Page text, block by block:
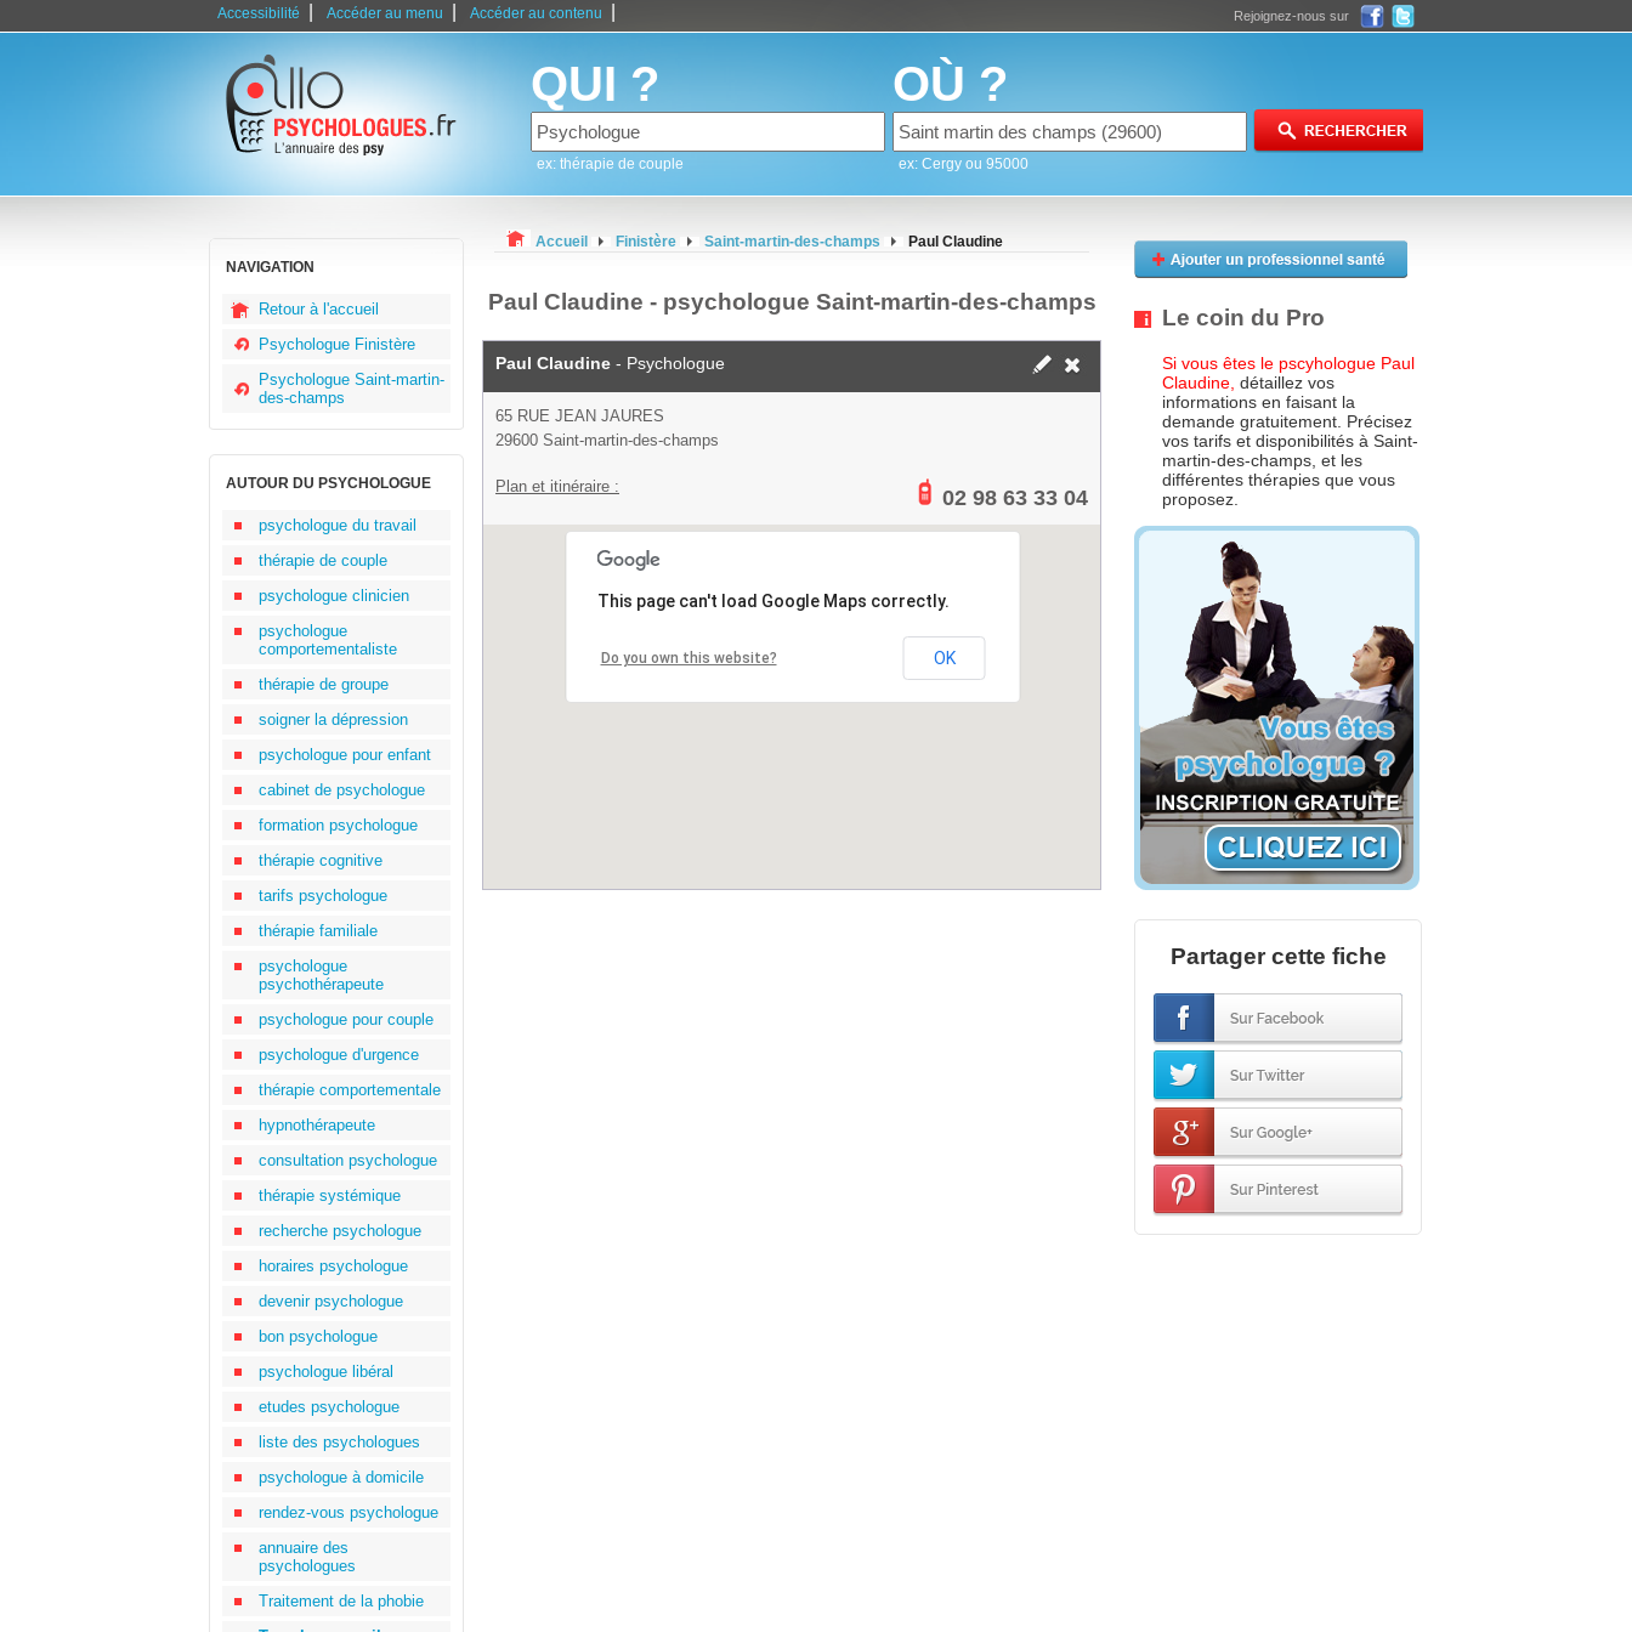
Accessibilité Accéder au menu Accéder au contenu Rejoignez-nous sur
QUI ?
ex: thérapie de couple
OÙ ?
ex: Cergy ou 95000
NAVIGATION
Retour à l'accueil
Psychologue Finistère
Psychologue Saint-martin-
des-champs
AUTOUR DU PSYCHOLOGUE
psychologue du travail
thérapie de couple
psychologue clinicien
psychologue
comportementaliste
thérapie de groupe
soigner la dépression
psychologue pour enfant
cabinet de psychologue
formation psychologue
thérapie cognitive
tarifs psychologue
thérapie familiale
psychologue
psychothérapeute
psychologue pour couple
psychologue d'urgence
thérapie comportementale
hypnothérapeute
consultation psychologue
thérapie systémique
recherche psychologue
horaires psychologue
devenir psychologue
bon psychologue
psychologue libéral
etudes psychologue
liste des psychologues
psychologue à domicile
rendez-vous psychologue
annuaire des
psychologues
Traitement de la phobie
Accueil Finistère Saint-martin-des-champs Paul Claudine
Paul Claudine - psychologue Saint-martin-des-champs
Paul Claudine - Psychologue
65 RUE JEAN JAURES
29600 Saint-martin-des-champs
Plan et itinéraire : 02 98 63 33 04
This page can't load Google Maps correctly.
Do you own this website? OK
Le coin du Pro
Si vous êtes le pscyhologue Paul
Claudine, détaillez vos
informations en faisant la
demande gratuitement. Précisez
vos tarifs et disponibilités à Saint-
martin-des-champs, et les
différentes thérapies que vous
proposez.
Partager cette fiche